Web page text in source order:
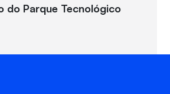
do Parque Tecnológico